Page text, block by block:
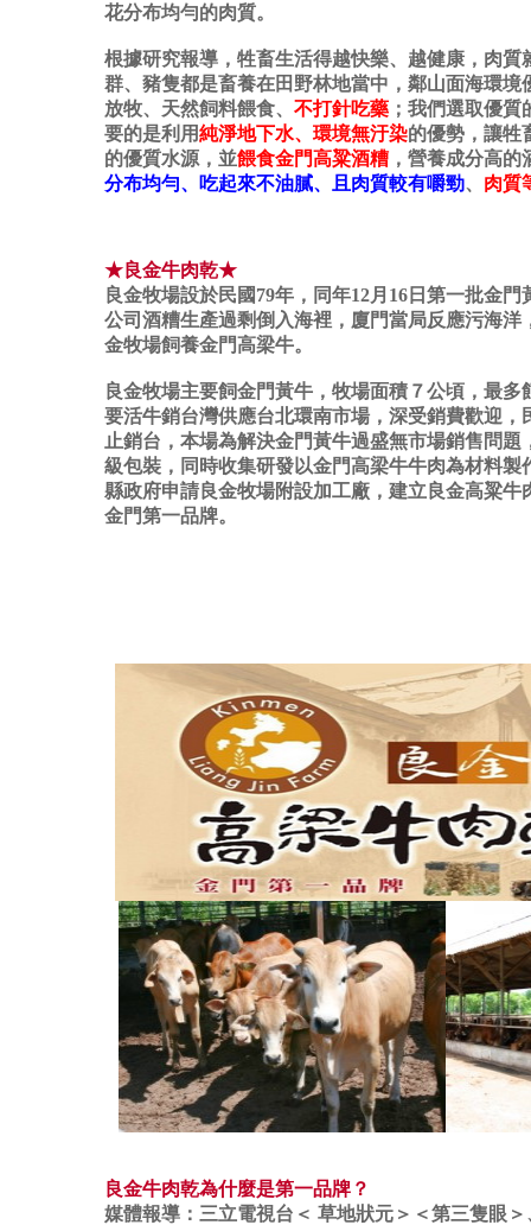
花分布均勻的肉質。
根據研究報導，牲畜生活得越快樂、越健康，肉質
群、豬隻都是畜養在田野林地當中，鄰山面海環境
放牧、天然飼料餵食、 不打針吃藥 ；我們選取優
要的是利用純淨地下水、環境無汙染的優勢，讓牲
的優質水源，並餵食金門高粱酒糟 ，營養成分高的
分布均勻、吃起來不油膩、且肉質較有嚼勁、 肉質
★良金牛肉乾★
良金牧場設於民國79年，同年12月16日第一批金
公司酒糟生產過剩倒入海裡，廈門當局反應污海洋
金牧場飼養金門高梁牛。
良金牧場主要飼金門黃牛，牧場面積７公頃，最多
要活牛銷台灣供應台北環南市場，深受銷費歡迎，
止銷台，本場為解決金門黃牛過盛無市場銷售問
級包裝，同時收集研發以金門高梁牛牛肉為材料製
縣政府申請良金牧場附設加工廠，建立良金高粱牛
金門第一品牌。
良金牛肉乾為什麼是第一品牌？
媒體報導：三立電視台＜ 草地狀元＞＜第三隻眼